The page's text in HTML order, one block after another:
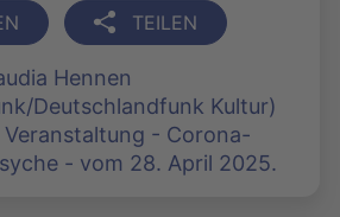
TEILEN
Hennen
Deutschlandfunk Kultur)
Veranstaltung - Corona-
- vom 28. April 2025.